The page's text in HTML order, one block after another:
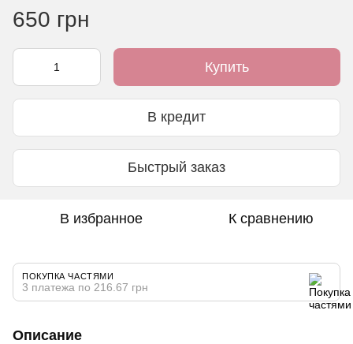
650 грн
Купить
В кредит
Быстрый заказ
В избранное К сравнению
ПОКУПКА ЧАСТЯМИ
3 платежа по 216.67 грн
Описание